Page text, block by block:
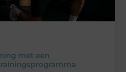
met een